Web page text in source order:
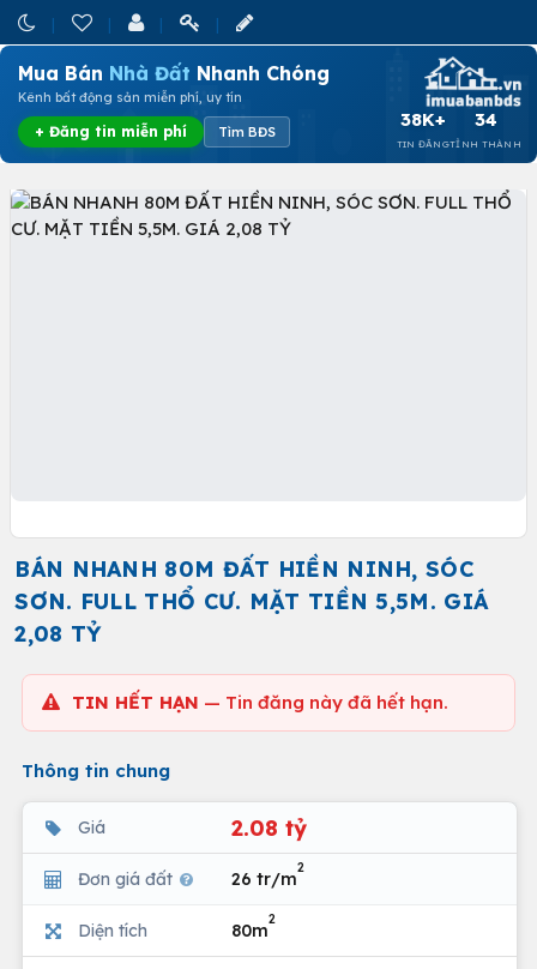
Mua Bán Nhà Đất Nhanh Chóng
Kênh bất động sản miễn phí, uy tín
+ Đăng tin miễn phí Tìm BĐS
38K+
TIN ĐĂNG
34
TỈNH THÀNH
BÁN NHANH 80M ĐẤT HIỀN NINH, SÓC
SƠN. FULL THỔ CƯ. MẶT TIỀN 5,5M. GIÁ
2,08 TỶ
TIN HẾT HẠN — Tin đăng này đã hết hạn.
Thông tin chung
Giá 2.08 tỷ
Đơn giá đất 26 tr/m
2
Diện tích 80m
2